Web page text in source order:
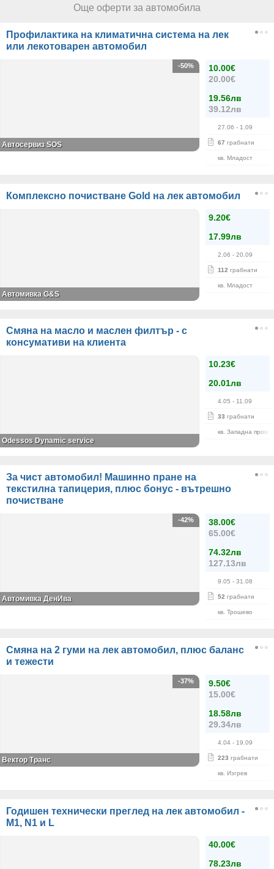
Още оферти за автомобила
Профилактика на климатична система на лек
или лекотоварен автомобил
10.00€
20.00€
19.56лв
39.12лв
27.06 - 1.09
67 грабнати
кв. Младост
-50%
Автосервиз SOS
Комплексно почистване Gold на лек автомобил
9.20€
17.99лв
2.06 - 20.09
112 грабнати
кв. Младост
Автомивка G&S
Смяна на масло и маслен филтър - с
консумативи на клиента
10.23€
20.01лв
4.05 - 11.09
33 грабнати
кв. Западна пром.
Odessos Dynamic service
За чист автомобил! Машинно пране на
текстилна тапицерия, плюс бонус - вътрешно
почистване
38.00€
65.00€
74.32лв
127.13лв
9.05 - 31.08
52 грабнати
кв. Трошево
-42%
Автомивка ДенИва
Смяна на 2 гуми на лек автомобил, плюс баланс
и тежести
9.50€
15.00€
18.58лв
29.34лв
4.04 - 19.09
223 грабнати
кв. Изгрев
-37%
Вектор Транс
Годишен технически преглед на лек автомобил -
M1, N1 и L
40.00€
78.23лв